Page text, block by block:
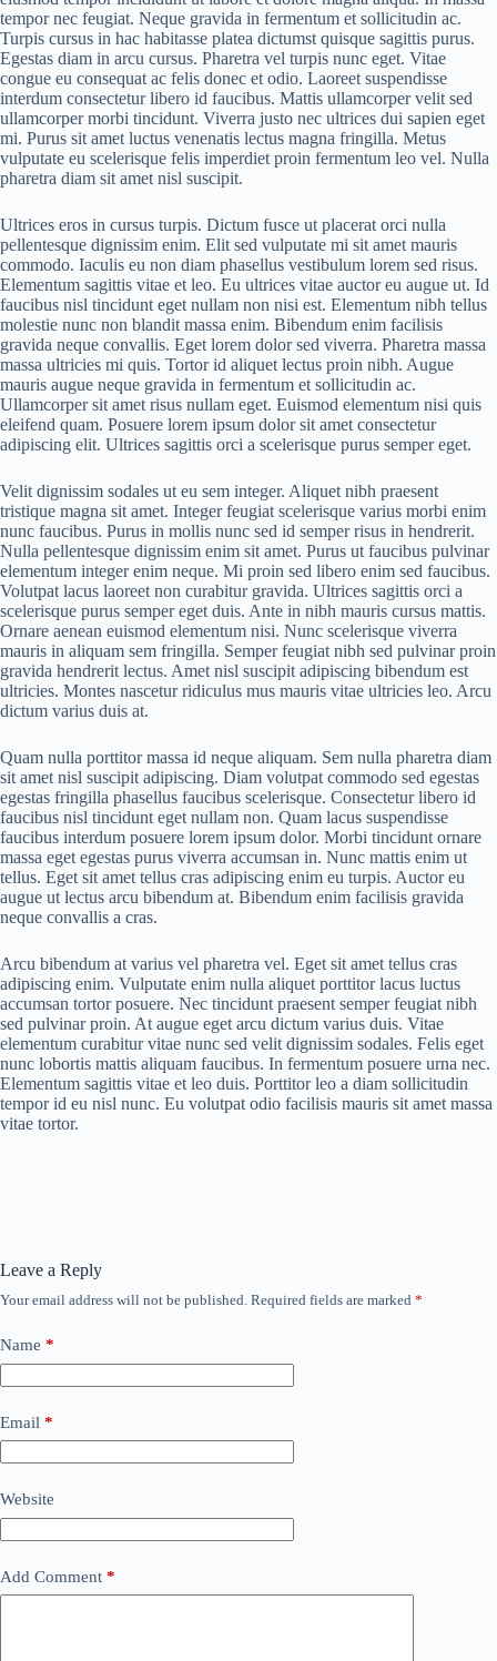
tempor nec feugiat. Neque gravida in fermentum et sollicitudin ac.
Turpis cursus in hac habitasse platea dictumst quisque sagittis purus.
Egestas diam in arcu cursus. Pharetra vel turpis nunc eget. Vitae
congue eu consequat ac felis donec et odio. Laoreet suspendisse
interdum consectetur libero id faucibus. Mattis ullamcorper velit sed
ullamcorper morbi tincidunt. Viverra justo nec ultrices dui sapien eget
mi. Purus sit amet luctus venenatis lectus magna fringilla. Metus
vulputate eu scelerisque felis imperdiet proin fermentum leo vel. Nulla
pharetra diam sit amet nisl suscipit.
Ultrices eros in cursus turpis. Dictum fusce ut placerat orci nulla
pellentesque dignissim enim. Elit sed vulputate mi sit amet mauris
commodo. Iaculis eu non diam phasellus vestibulum lorem sed risus.
Elementum sagittis vitae et leo. Eu ultrices vitae auctor eu augue ut. Id
faucibus nisl tincidunt eget nullam non nisi est. Elementum nibh tellus
molestie nunc non blandit massa enim. Bibendum enim facilisis
gravida neque convallis. Eget lorem dolor sed viverra. Pharetra massa
massa ultricies mi quis. Tortor id aliquet lectus proin nibh. Augue
mauris augue neque gravida in fermentum et sollicitudin ac.
Ullamcorper sit amet risus nullam eget. Euismod elementum nisi quis
eleifend quam. Posuere lorem ipsum dolor sit amet consectetur
adipiscing elit. Ultrices sagittis orci a scelerisque purus semper eget.
Velit dignissim sodales ut eu sem integer. Aliquet nibh praesent
tristique magna sit amet. Integer feugiat scelerisque varius morbi enim
nunc faucibus. Purus in mollis nunc sed id semper risus in hendrerit.
Nulla pellentesque dignissim enim sit amet. Purus ut faucibus pulvinar
elementum integer enim neque. Mi proin sed libero enim sed faucibus.
Volutpat lacus laoreet non curabitur gravida. Ultrices sagittis orci a
scelerisque purus semper eget duis. Ante in nibh mauris cursus mattis.
Ornare aenean euismod elementum nisi. Nunc scelerisque viverra
mauris in aliquam sem fringilla. Semper feugiat nibh sed pulvinar proin
gravida hendrerit lectus. Amet nisl suscipit adipiscing bibendum est
ultricies. Montes nascetur ridiculus mus mauris vitae ultricies leo. Arcu
dictum varius duis at.
Quam nulla porttitor massa id neque aliquam. Sem nulla pharetra diam
sit amet nisl suscipit adipiscing. Diam volutpat commodo sed egestas
egestas fringilla phasellus faucibus scelerisque. Consectetur libero id
faucibus nisl tincidunt eget nullam non. Quam lacus suspendisse
faucibus interdum posuere lorem ipsum dolor. Morbi tincidunt ornare
massa eget egestas purus viverra accumsan in. Nunc mattis enim ut
tellus. Eget sit amet tellus cras adipiscing enim eu turpis. Auctor eu
augue ut lectus arcu bibendum at. Bibendum enim facilisis gravida
neque convallis a cras.
Arcu bibendum at varius vel pharetra vel. Eget sit amet tellus cras
adipiscing enim. Vulputate enim nulla aliquet porttitor lacus luctus
accumsan tortor posuere. Nec tincidunt praesent semper feugiat nibh
sed pulvinar proin. At augue eget arcu dictum varius duis. Vitae
elementum curabitur vitae nunc sed velit dignissim sodales. Felis eget
nunc lobortis mattis aliquam faucibus. In fermentum posuere urna nec.
Elementum sagittis vitae et leo duis. Porttitor leo a diam sollicitudin
tempor id eu nisl nunc. Eu volutpat odio facilisis mauris sit amet massa
vitae tortor.
Leave a Reply
Your email address will not be published. Required fields are marked *
Name *
Email *
Website
Add Comment *